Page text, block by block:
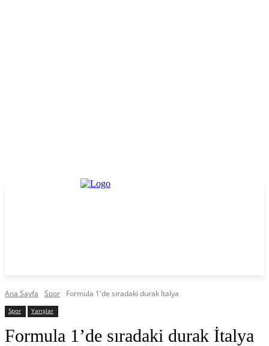
Ana Sayfa Spor Formula 1'de sıradaki durak İtalya
Spor Yarışlar
Formula 1’de sıradaki durak İtalya